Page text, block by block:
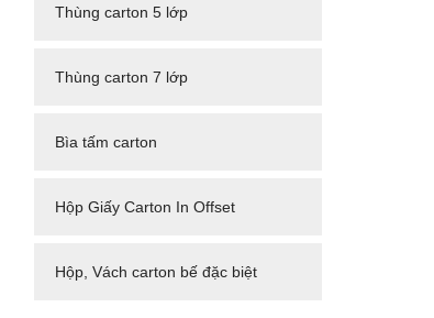
Thùng carton 5 lớp
Thùng carton 7 lớp
Bìa tấm carton
Hộp Giấy Carton In Offset
Hộp, Vách carton bế đặc biệt